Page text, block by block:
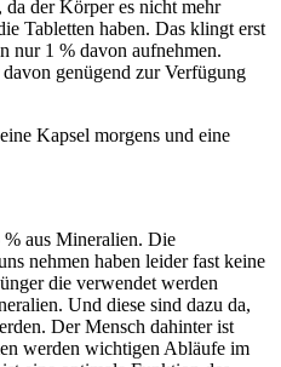
der Körper es nicht mehr
Tabletten haben. Das klingt erst
nur 1 % davon aufnehmen.
genügend zur Verfügung
Kapsel morgens und eine
aus Mineralien. Die
nehmen haben leider fast keine
die verwendet werden
Und diese sind dazu da,
Der Mensch dahinter ist
werden wichtigen Abläufe im